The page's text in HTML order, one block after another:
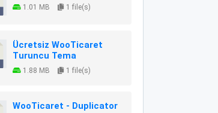
1.01 MB 1 file(s)
Ücretsiz WooTicaret
Turuncu Tema
1.88 MB 1 file(s)
WooTicaret - Duplicator